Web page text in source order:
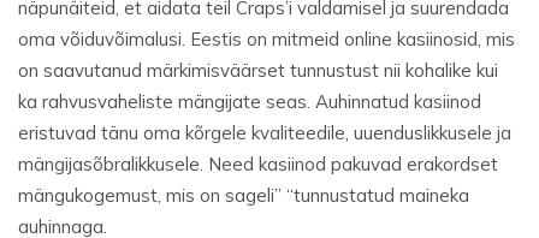
näpunäiteid, et aidata teil Craps’i valdamisel ja suurendada
oma võiduvõimalusi. Eestis on mitmeid online kasiinosid, mis
on saavutanud märkimisväärset tunnustust nii kohalike kui
ka rahvusvaheliste mängijate seas. Auhinnatud kasiinod
eristuvad tänu oma kõrgele kvaliteedile, uuenduslikkusele ja
mängijasõbralikkusele. Need kasiinod pakuvad erakordset
mängukogemust, mis on sageli” “tunnustatud maineka
auhinnaga.